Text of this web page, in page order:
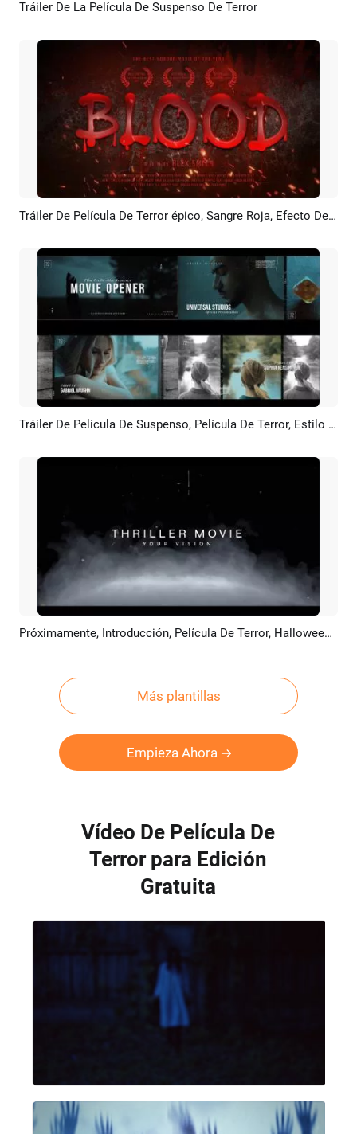
Previsualizar Crear IA
Tráiler De La Película De Suspenso De Terror
Previsualizar Crear IA Tráiler De Película De Terror épico, Sangre Roja, Efecto De Texto, Zombi, Vampiro, Juego, Suspenso
Previsualizar Crear IA Tráiler De Película De Suspenso, Película De Terror, Estilo Filtro, Créditos Iniciales Y Presentación De Diapositivas
Previsualizar Crear IA Próximamente, Introducción, Película De Terror, Halloween, Fantasmas, Zombis, Suspenso, Abridor De Humo
Más plantillas
Empieza Ahora
Vídeo De Película De
Terror para Edición
Gratuita